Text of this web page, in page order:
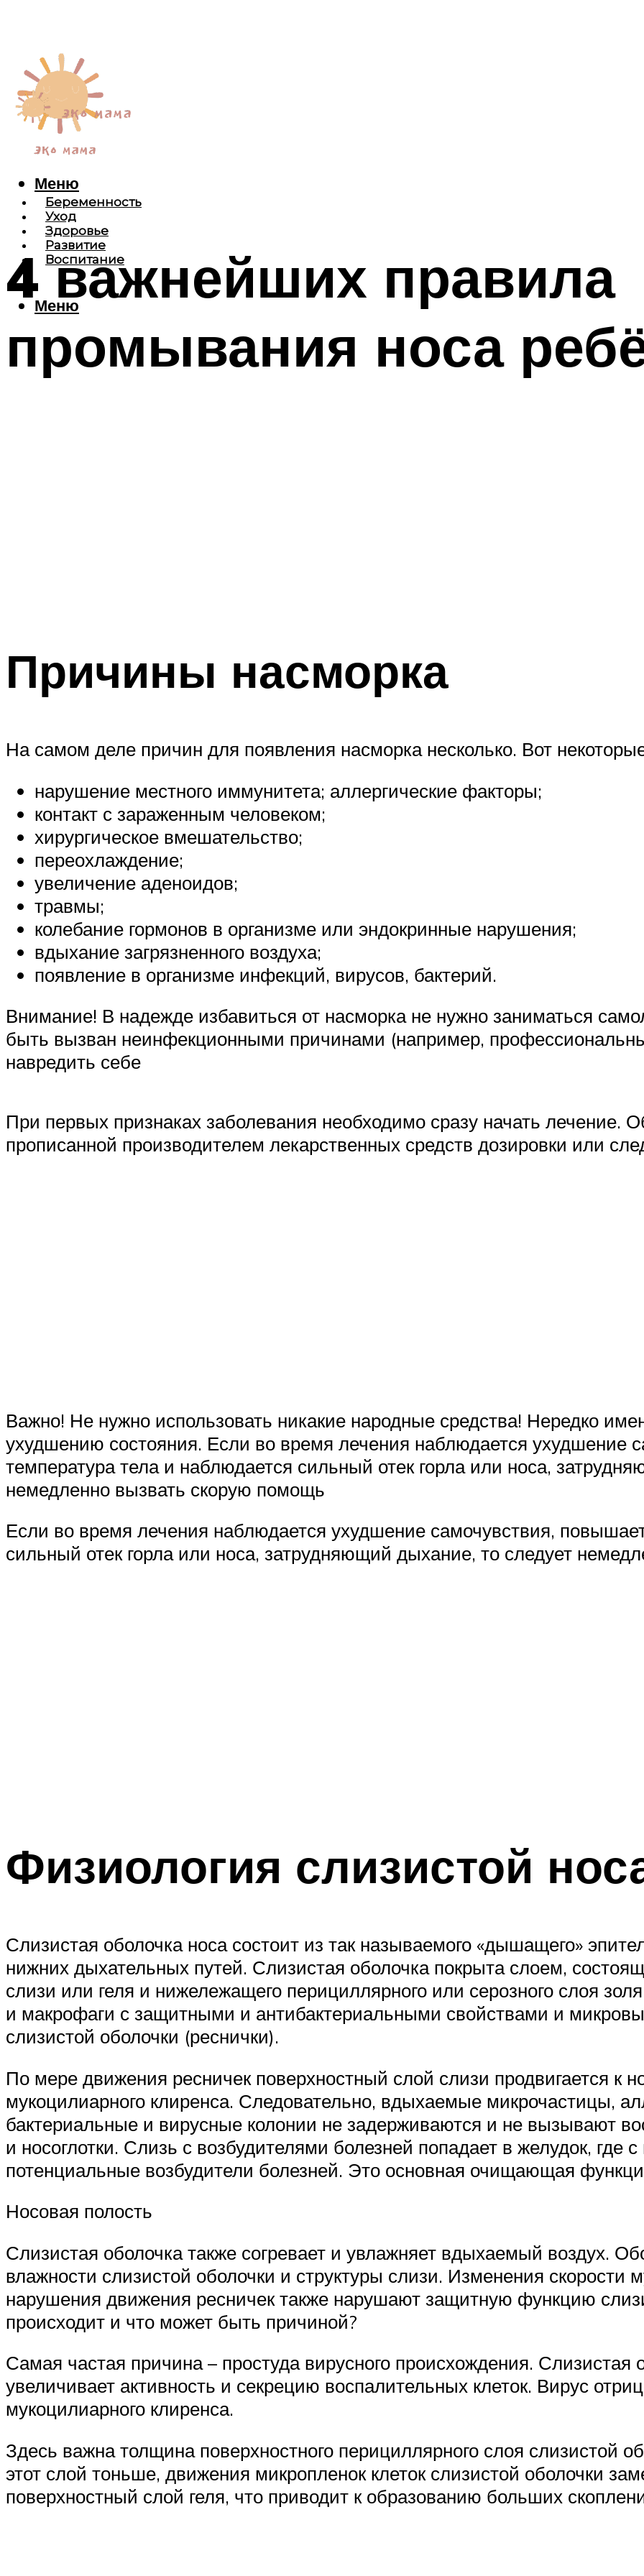
Беременность
Уход
Здоровье
Развитие
Воспитание
Меню
Меню
4 важнейших правила
промывания носа
Причины насморка
На самом деле причин для появления насморка несколько. Вот
нарушение местного иммунитета; аллергические факторы;
контакт с зараженным человеком;
хирургическое вмешательство;
переохлаждение;
увеличение аденоидов;
травмы;
колебание гормонов в организме или эндокринные нарушения;
вдыхание загрязненного воздуха;
появление в организме инфекций, вирусов, бактерий.
Внимание! В надежде избавиться от насморка не нужно заниматься
быть вызван неинфекционными причинами (например,
навредить себе
При первых признаках заболевания необходимо сразу начать лечение.
прописанной производителем лекарственных средств дозировки или
Важно! Не нужно использовать никакие народные средства! Нередко
ухудшению состояния. Если во время лечения наблюдается ухудшение
температура тела и наблюдается сильный отек горла или носа,
немедленно вызвать скорую помощь
Если во время лечения наблюдается ухудшение самочувствия,
сильный отек горла или носа, затрудняющий дыхание, то следует
Физиология слизистой
Слизистая оболочка носа состоит из так называемого «дышащего»
нижних дыхательных путей. Слизистая оболочка покрыта слоем,
слизи или геля и нижележащего перициллярного или серозного слоя
и макрофаги с защитными и антибактериальными свойствами и
слизистой оболочки (реснички).
По мере движения ресничек поверхностный слой слизи продвигается к
мукоцилиарного клиренса. Следовательно, вдыхаемые микрочастицы,
бактериальные и вирусные колонии не задерживаются и не вызывают
и носоглотки. Слизь с возбудителями болезней попадает в желудок, где
потенциальные возбудители болезней. Это основная очищающая
Носовая полость
Слизистая оболочка также согревает и увлажняет вдыхаемый воздух.
влажности слизистой оболочки и структуры слизи. Изменения скорости
нарушения движения ресничек также нарушают защитную функцию
происходит и что может быть причиной?
Самая частая причина – простуда вирусного происхождения. Слизистая
увеличивает активность и секрецию воспалительных клеток. Вирус
мукоцилиарного клиренса.
Здесь важна толщина поверхностного перициллярного слоя слизистой
этот слой тоньше, движения микропленок клеток слизистой оболочки
поверхностный слой геля, что приводит к образованию больших